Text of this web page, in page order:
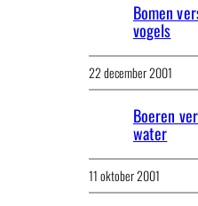
Bomen
vogels
22 december 2001
Boeren
water
11 oktober 2001